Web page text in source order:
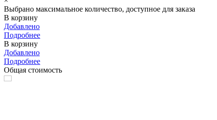
Выбрано максимальное количество, доступное для заказа
В корзину
Добавлено
Подробнее
В корзину
Добавлено
Подробнее
Общая стоимость